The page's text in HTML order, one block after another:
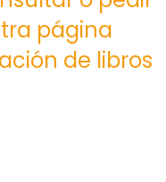
página
de libros